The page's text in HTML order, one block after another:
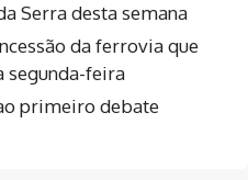
Serra desta semana
da ferrovia que
segunda-feira
primeiro debate